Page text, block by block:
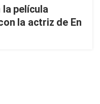
película
la actriz de En